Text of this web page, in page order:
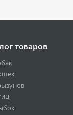
товаров